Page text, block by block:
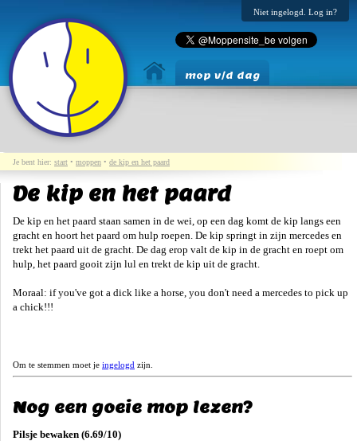
Niet ingelogd. Log in?
mop v/d dag
Je bent hier: start • moppen • de kip en het paard
De kip en het paard
De kip en het paard staan samen in de wei, op een dag komt de kip langs een
gracht en hoort het paard om hulp roepen. De kip springt in zijn mercedes en
trekt het paard uit de gracht. De dag erop valt de kip in de gracht en roept om
hulp, het paard gooit zijn lul en trekt de kip uit de gracht.
Moraal: if you've got a dick like a horse, you don't need a mercedes to pick up
a chick!!!
Om te stemmen moet je ingelogd zijn.
Nog een goeie mop lezen?
Pilsje bewaken (6.69/10)